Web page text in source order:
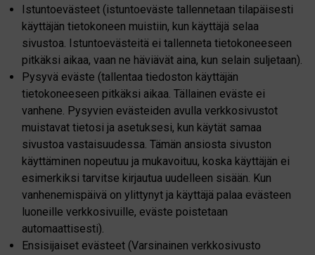
Istuntoevästeet (istuntoeväste tallennetaan tilapäisesti
käyttäjän tietokoneen muistiin, kun käyttäjä selaa
sivustoa. Istuntoevästeitä ei tallenneta tietokoneeseen
pitkäksi aikaa, vaan ne häviävät aina, kun selain suljetaan).
Pysyvä eväste (tallentaa tiedoston käyttäjän
tietokoneeseen pitkäksi aikaa. Tällainen eväste ei
vanhene. Pysyvien evästeiden avulla verkkosivustot
muistavat tietosi ja asetuksesi, kun käytät samaa
sivustoa vastaisuudessa. Tämän ansiosta sivuston
käyttäminen nopeutuu ja mukavoituu, koska käyttäjän ei
esimerkiksi tarvitse kirjautua uudelleen sisään. Kun
vanhenemispäivä on ylittynyt ja käyttäjä palaa evästeen
luoneille verkkosivuille, eväste poistetaan
automaattisesti).
Ensisijaiset evästeet (Varsinainen verkkosivusto